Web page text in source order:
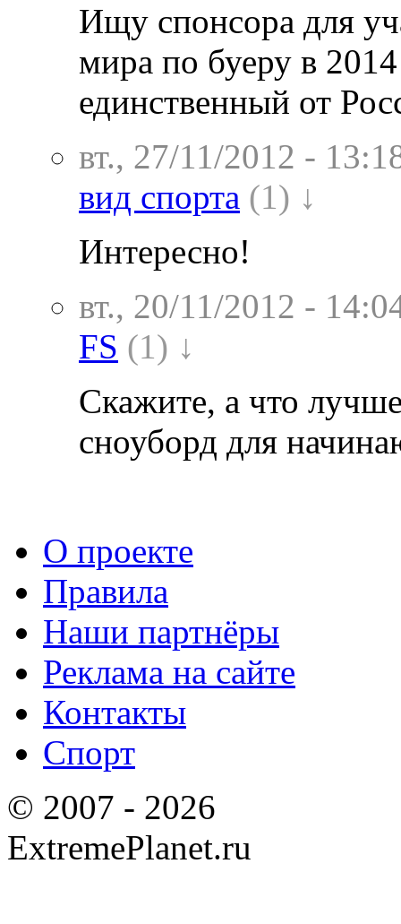
Ищу спонсора для
мира по буеру в
единственный от
вт., 27/11/2012 -
вид спорта (1) ↓
Интересно!
вт., 20/11/2012 -
FS (1) ↓
Скажите, а что
сноуборд для
О проекте
Правила
Наши партнёры
Реклама на сайте
Контакты
Спорт
© 2007 - 2026
ExtremePlanet.ru